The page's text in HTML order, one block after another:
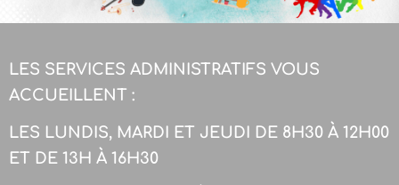
LES SERVICES ADMINISTRATIFS VOUS
ACCUEILLENT :
LES LUNDIS, MARDI ET JEUDI DE 8H30 À 12H00
ET DE 13H À 16H30